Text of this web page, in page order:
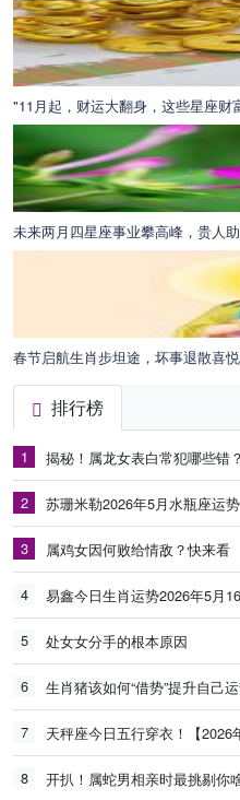
"11月起，财运大翻身，这些星座财
未来两月四星座事业攀高峰，贵人
春节启航生肖步坦途，坏事退散喜
排行榜
1 揭秘！属龙女表白常犯哪些错？
2 苏珊米勒2026年5月水瓶座运势
3 属鸡女因何败给情敌？快来看
4 易鑫今日生肖运势2026年5月
5 处女女分手的根本原因
6 生肖猪该如何“借势”提升自己
7 天秤座今日五行穿衣！【2026
8 开扒！属蛇男相亲时最挑剔你